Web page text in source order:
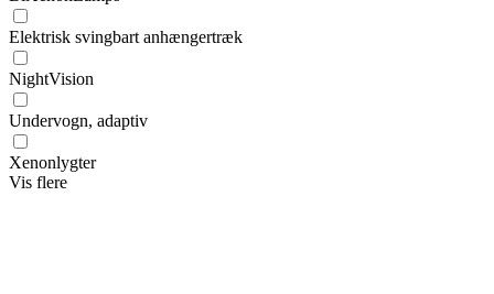
Elektrisk svingbart anhængertræk
NightVision
Undervogn, adaptiv
Xenonlygter
Vis flere